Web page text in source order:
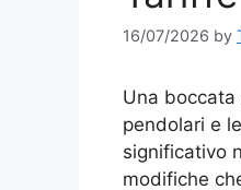
16/07/2026 by
Una boccata
pendolari e
significativo
modifiche